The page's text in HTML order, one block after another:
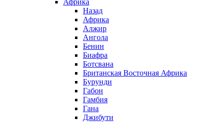
Африка
Назад
Африка
Алжир
Ангола
Бенин
Биафра
Ботсвана
Британская Восточная Африка
Бурунди
Габон
Гамбия
Гана
Джибути